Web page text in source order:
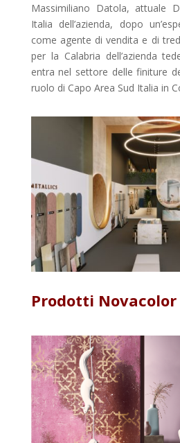
Massimiliano Datola, attuale
Italia dell’azienda, dopo
come agente di vendita e di
per la Calabria dell’azienda
entra nel settore delle finiture
ruolo di Capo Area Sud Italia in
Prodotti Novacolor